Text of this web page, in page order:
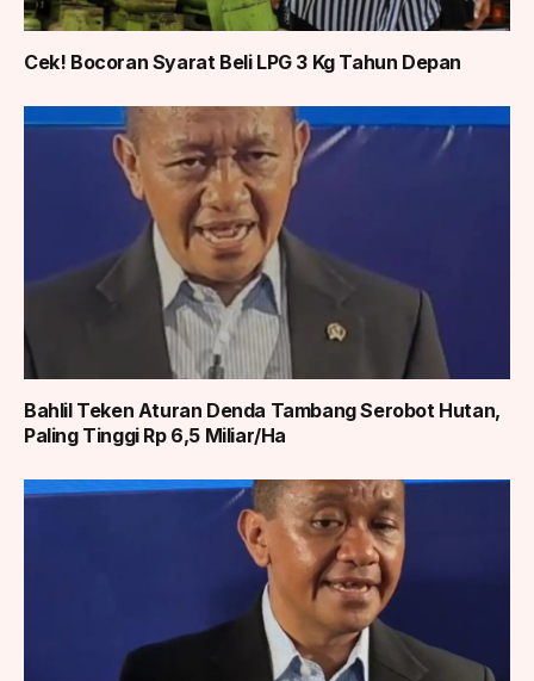
Cek! Bocoran Syarat Beli LPG 3 Kg Tahun Depan
Bahlil Teken Aturan Denda Tambang Serobot Hutan,
Paling Tinggi Rp 6,5 Miliar/Ha